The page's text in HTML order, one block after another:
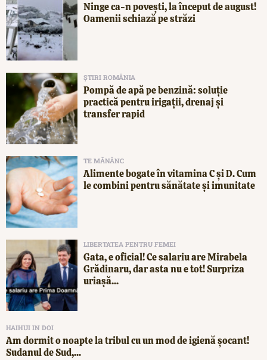
Ninge ca-n povești, la început de august!
Oamenii schiază pe străzi
ȘTIRI ROMÂNIA
Pompă de apă pe benzină: soluție
practică pentru irigații, drenaj și
transfer rapid
TE MĂNÂNC
Alimente bogate în vitamina C și D. Cum
le combini pentru sănătate și imunitate
LIBERTATEA PENTRU FEMEI
Gata, e oficial! Ce salariu are Mirabela
Grădinaru, dar asta nu e tot! Surpriza
uriașă...
HAIHUI IN DOI
Am dormit o noapte la tribul cu un mod de igienă șocant!
Sudanul de Sud,...